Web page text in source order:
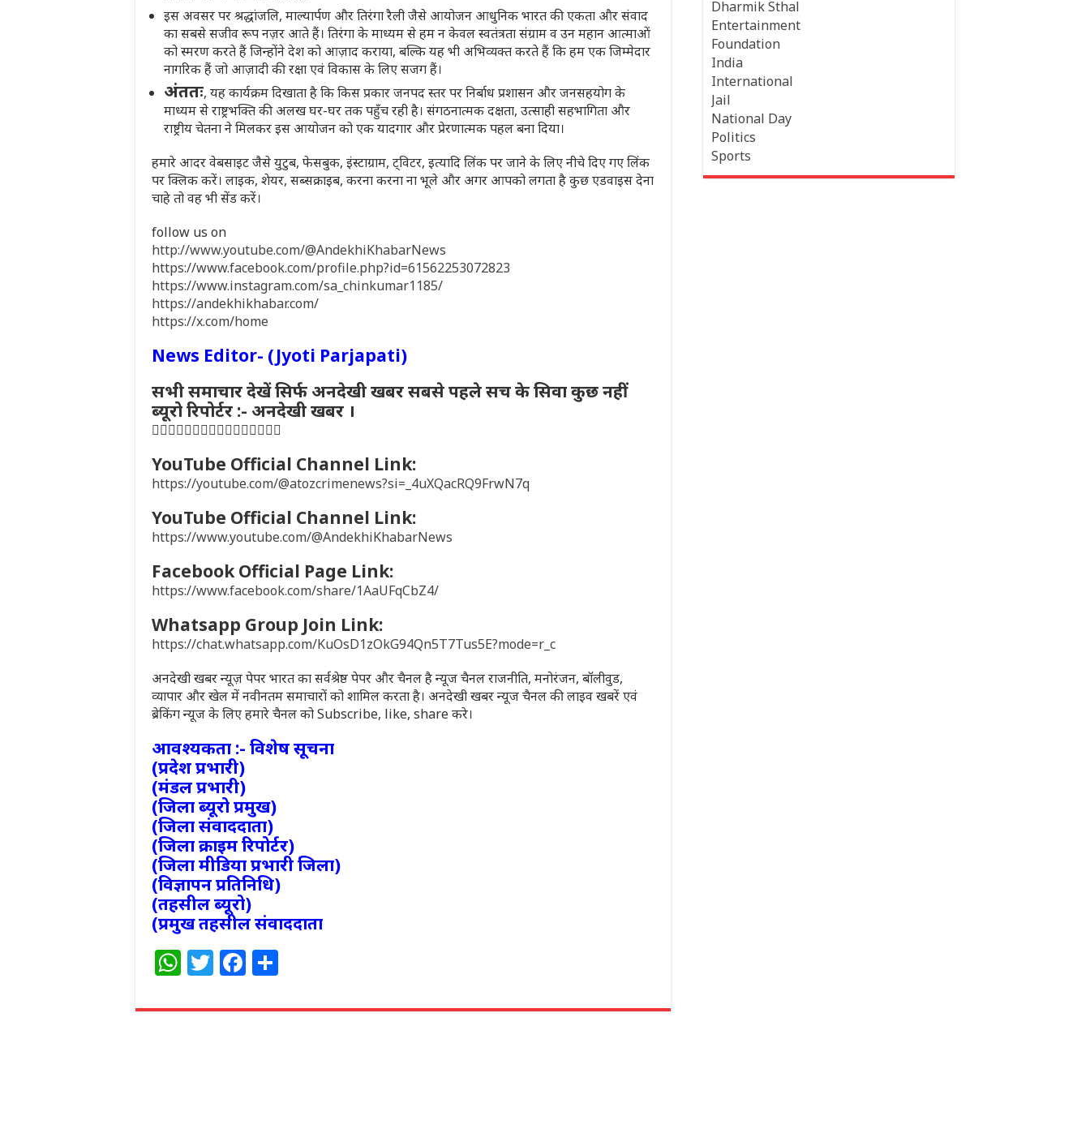
इस अवसर पर श्रद्धांजलि, माल्यार्पण और तिरंगा रैली जैसे आयोजन आधुनिक भारत की एकता और संवाद
का सबसे सजीव रूप नज़र आते हैं। तिरंगा के माध्यम से हम न केवल स्वतंत्रता संग्राम व उन महान आत्माओं
को स्मरण करते हैं जिन्होंने देश को आज़ाद कराया, बल्कि यह भी अभिव्यक्त करते हैं कि हम एक जिम्मेदार
नागरिक हैं जो आज़ादी की रक्षा एवं विकास के लिए सजग हैं।
अंततः, यह कार्यक्रम दिखाता है कि किस प्रकार जनपद स्तर पर निर्बाध प्रशासन और जनसहयोग के
माध्यम से राष्ट्रभक्ति की अलख घर-घर तक पहुँच रही है। संगठनात्मक दक्षता, उत्साही सहभागिता और
राष्ट्रीय चेतना ने मिलकर इस आयोजन को एक यादगार और प्रेरणात्मक पहल बना दिया।
हमारे आदर वेबसाइट जैसे युटुब, फेसबुक, इंस्टाग्राम, ट्विटर, इत्यादि लिंक पर जाने के लिए नीचे दिए गए लिंक
पर क्लिक करें। लाइक, शेयर, सब्सक्राइब, करना करना ना भूले और अगर आपको लगता है कुछ एडवाइस देना
चाहे तो वह भी सेंड करें।
follow us on
http://www.youtube.com/@AndekhiKhabarNews
https://www.facebook.com/profile.php?id=61562253072823
https://www.instagram.com/sa_chinkumar1185/
https://andekhikhabar.com/
https://x.com/home
News Editor- (Jyoti Parjapati)
सभी समाचार देखें सिर्फ अनदेखी खबर सबसे पहले सच के सिवा कुछ नहीं
ब्यूरो रिपोर्टर :- अनदेखी खबर ।
👇🏻👇🏻👇🏻👇🏻👇🏻👇🏻👇🏻👇🏻
YouTube Official Channel Link:
https://youtube.com/@atozcrimenews?si=_4uXQacRQ9FrwN7q
YouTube Official Channel Link:
https://www.youtube.com/@AndekhiKhabarNews
Facebook Official Page Link:
https://www.facebook.com/share/1AaUFqCbZ4/
Whatsapp Group Join Link:
https://chat.whatsapp.com/KuOsD1zOkG94Qn5T7Tus5E?mode=r_c
अनदेखी खबर न्यूज़ पेपर भारत का सर्वश्रेष्ठ पेपर और चैनल है न्यूज चैनल राजनीति, मनोरंजन, बॉलीवुड,
व्यापार और खेल में नवीनतम समाचारों को शामिल करता है। अनदेखी खबर न्यूज चैनल की लाइव खबरें एवं
ब्रेकिंग न्यूज के लिए हमारे चैनल को Subscribe, like, share करे।
आवश्यकता :- विशेष सूचना
(प्रदेश प्रभारी)
(मंडल प्रभारी)
(जिला ब्यूरो प्रमुख)
(जिला संवाददाता)
(जिला क्राइम रिपोर्टर)
(जिला मीडिया प्रभारी जिला)
(विज्ञापन प्रतिनिधि)
(तहसील ब्यूरो)
(प्रमुख तहसील संवाददाता
W
at
T
itt
F
c ar
Dharmik Sthal
Entertainment
Foundation
India
International
Jail
National Day
Politics
Sports